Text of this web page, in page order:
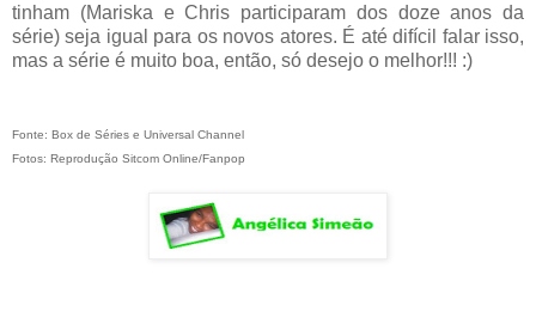
tinham (Mariska e Chris participaram dos doze anos da
série) seja igual para os novos atores. É até difícil falar isso,
mas a série é muito boa, então, só desejo o melhor!!! :)
Fonte: Box de Séries e Universal Channel
Fotos: Reprodução Sitcom Online/Fanpop